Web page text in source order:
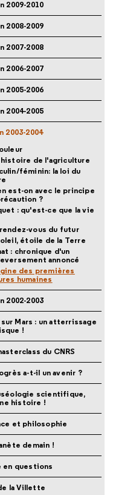
2009-2010
2008-2009
2007-2008
2006-2007
2005-2006
2004-2005
2003-2004
histoire de l'agriculture
féminin: la loi du
est-on avec le principe
?
: qu'est-ce que la vie
vous du futur
étoile de la Terre
: chronique d'un
annoncé
des premières
humaines
2002-2003
Mars : un atterrissage
!
du CNRS
a-t-il un avenir ?
scientifique,
histoire !
et philosophie
demain !
en questions
la Villette